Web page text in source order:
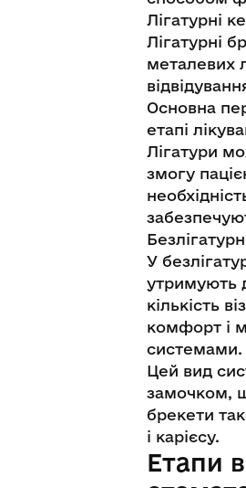
Лігатурні
Лігатурні
металевих
Основна
етапі
Лігатури
змогу
У
утримують
кількість
комфорт і
системами.
Цей вид
замочком,
брекети
і карієсу.
Етапи